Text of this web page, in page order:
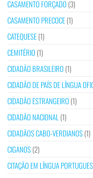
CASAMENTO FORÇADO (3)
CASAMENTO PRECOCE(1)
CATEQUESE(1)
CEMITÉRIO (1)
CIDADÃO BRASILEIRO (1)
CIDADÃO DE PAÍS DE LÍNGUA
CIDADÃO ESTRANGEIRO (1)
CIDADÃO NACIONAL(1)
CIDADÃOS CABO-VERDIANOS(1)
CIGANOS(2)
CITAÇÃO EM LÍNGUA